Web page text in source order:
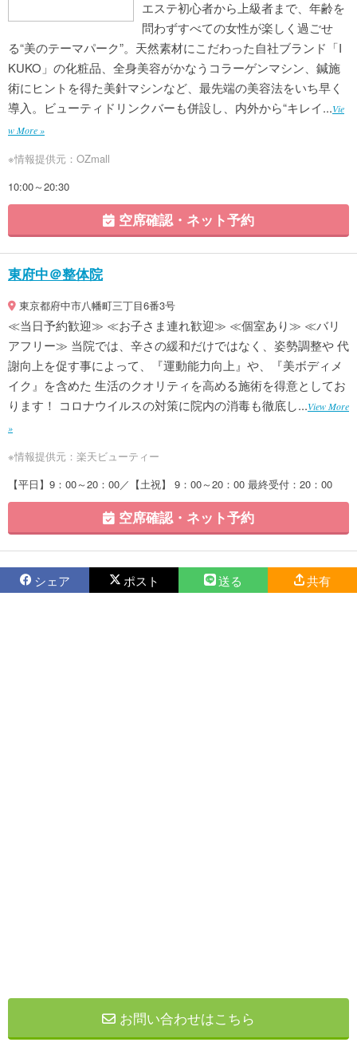
エステ初心者から上級者まで、年齢を
問わずすべての女性が楽しく過ごせ
る“美のテーマパーク”。天然素材にこだわった自社ブランド「I
KUKO」の化粧品、全身美容がかなうコラーゲンマシン、鍼施
術にヒントを得た美針マシンなど、最先端の美容法をいち早く
導入。ビューティドリンクバーも併設し、内外から“キレイ...Vie
w More »
※情報提供元：OZmall
10:00～20:30
空席確認・ネット予約
東府中＠整体院
東京都府中市八幡町三丁目6番3号
≪当日予約歓迎≫ ≪お子さま連れ歓迎≫ ≪個室あり≫ ≪バリ
アフリー≫ 当院では、辛さの緩和だけではなく、姿勢調整や 代
謝向上を促す事によって、『運動能力向上』や、『美ボディメ
イク』を含めた 生活のクオリティを高める施術を得意としてお
ります！ コロナウイルスの対策に院内の消毒も徹底し...View More
»
※情報提供元：楽天ビューティー
【平日】9：00～20：00／【土祝】 9：00～20：00 最終受付：20：00
空席確認・ネット予約
シェア ポスト 送る 共有
お問い合わせはこちら